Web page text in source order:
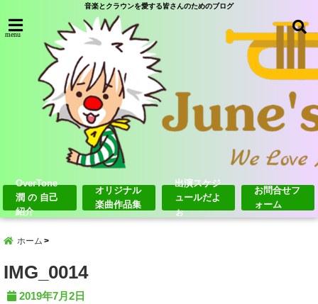
音楽とクラウンを愛する皆さんのためのブログ
menu
OverTone
潤 の 自己
紹介
オリジナル
楽曲作品集
出演スケジ
ュールだよ
ぉ
お問合せフ
ォーム
ホーム
IMG_0014
2019年7月2日